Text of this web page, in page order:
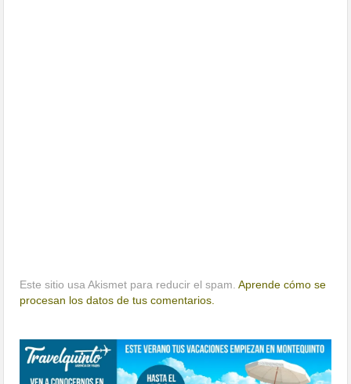
Este sitio usa Akismet para reducir el spam.Aprende cómo se
procesan los datos de tus comentarios.